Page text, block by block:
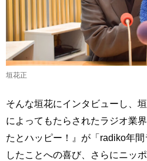
垣花正
そんな垣花にインタビューし、
によってもたらされたラジオ業
たとハッピー！』が「radiko年
したことへの喜び、さらにニッ